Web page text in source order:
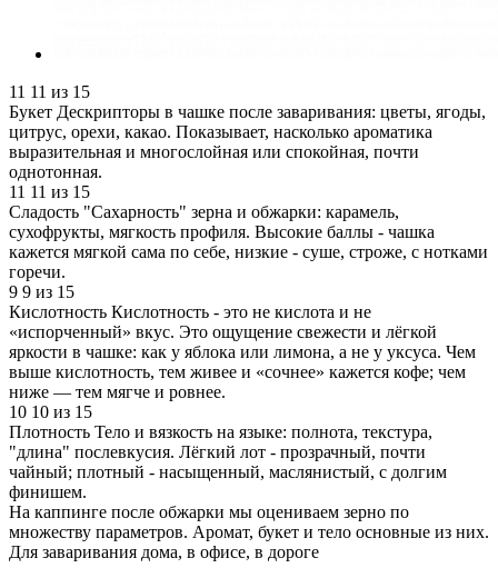
11 11 из 15
Букет Дескрипторы в чашке после заваривания: цветы, ягоды,
цитрус, орехи, какао. Показывает, насколько ароматика
выразительная и многослойная или спокойная, почти
однотонная.
11 11 из 15
Сладость "Сахарность" зерна и обжарки: карамель,
сухофрукты, мягкость профиля. Высокие баллы - чашка
кажется мягкой сама по себе, низкие - суше, строже, с нотками
горечи.
9 9 из 15
Кислотность Кислотность - это не кислота и не
«испорченный» вкус. Это ощущение свежести и лёгкой
яркости в чашке: как у яблока или лимона, а не у уксуса. Чем
выше кислотность, тем живее и «сочнее» кажется кофе; чем
ниже — тем мягче и ровнее.
10 10 из 15
Плотность Тело и вязкость на языке: полнота, текстура,
"длина" послевкусия. Лёгкий лот - прозрачный, почти
чайный; плотный - насыщенный, маслянистый, с долгим
финишем.
На каппинге после обжарки мы оцениваем зерно по
множеству параметров. Аромат, букет и тело основные из них.
Для заваривания дома, в офисе, в дороге